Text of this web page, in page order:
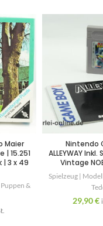
Maier
| 15.251
| 3 x 49
&
Nintendo
ALLEYWAY
Vintage
Spielzeug |
29,90€